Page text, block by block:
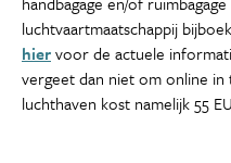
luchtvaartmaatschappij
hiervoor de actuele
vergeet dan niet om online
luchthaven kost namelijk 55